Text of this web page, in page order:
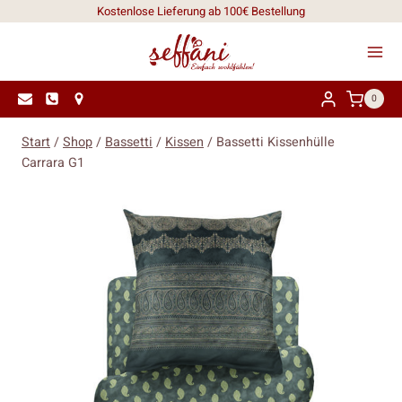
Kostenlose Lieferung ab 100€ Bestellung
0
Start/Shop/ Bassetti / Kissen / Bassetti Kissenhülle
Carrara G1